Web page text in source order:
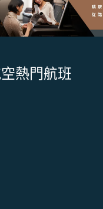
熱門航班